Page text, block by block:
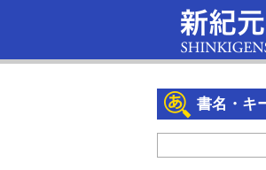
書名・キ